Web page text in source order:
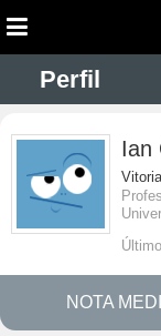
Perfil
Ian
NOTA